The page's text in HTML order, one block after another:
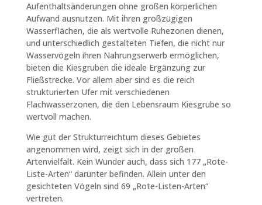
Aufenthaltsänderungen ohne großen körperlichen
Aufwand ausnutzen. Mit ihren großzügigen
Wasserflächen, die als wertvolle Ruhezonen dienen,
und unterschiedlich gestalteten Tiefen, die nicht nur
Wasservögeln ihren Nahrungserwerb ermöglichen,
bieten die Kiesgruben die ideale Ergänzung zur
Fließstrecke. Vor allem aber sind es die reich
strukturierten Ufer mit verschiedenen
Flachwasserzonen, die den Lebensraum Kiesgrube so
wertvoll machen.
Wie gut der Strukturreichtum dieses Gebietes
angenommen wird, zeigt sich in der großen
Artenvielfalt. Kein Wunder auch, dass sich 177 „Rote-
Liste-Arten“ darunter befinden. Allein unter den
gesichteten Vögeln sind 69 „Rote-Listen-Arten“
vertreten.